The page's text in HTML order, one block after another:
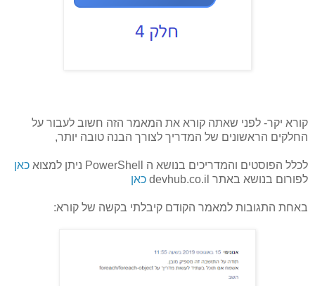
קורא יקר- לפני שאתה קורא את המאמר הזה חשוב לעבור על
החלקים הראשונים של המדריך לצורך הבנה טובה יותר,
לכלל הפוסטים והמדריכים בנושא ה PowerShell ניתן למצוא
כאן
לפורום בנושא באתר devhub.co.il
כאן
באחת התגובות למאמר הקודם קיבלתי בקשה של קורא: